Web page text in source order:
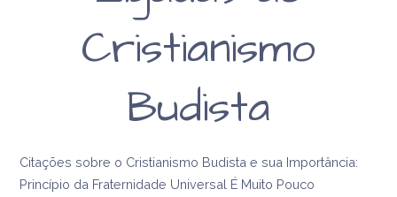
Cristianismo
Budista
Citações sobre o Cristianismo Budista e sua Importância:
Princípio da Fraternidade Universal É Muito Pouco